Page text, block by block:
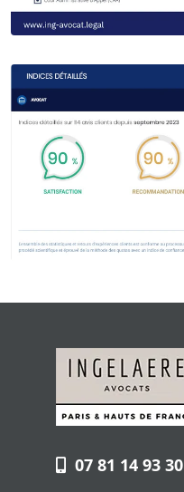
07 81 14 93 30